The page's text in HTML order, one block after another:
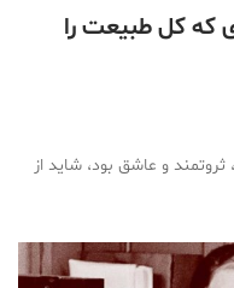
که کل طبیعت را
ثروتمند و عاشق بود، شاید از